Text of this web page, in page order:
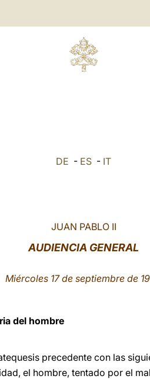
DE - ES - IT
JUAN PABLO II
AUDIENCIA GENERAL
Miércoles 17 de septiembre de
del hombre
precedente con las
el hombre, tentado por el